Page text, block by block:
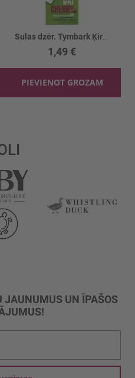
1,49 €
PIEVIENOT GROZAM
UN ĪPAŠOS